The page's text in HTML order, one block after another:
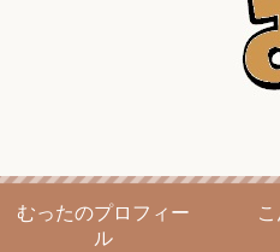
むったのプロフィー
ル